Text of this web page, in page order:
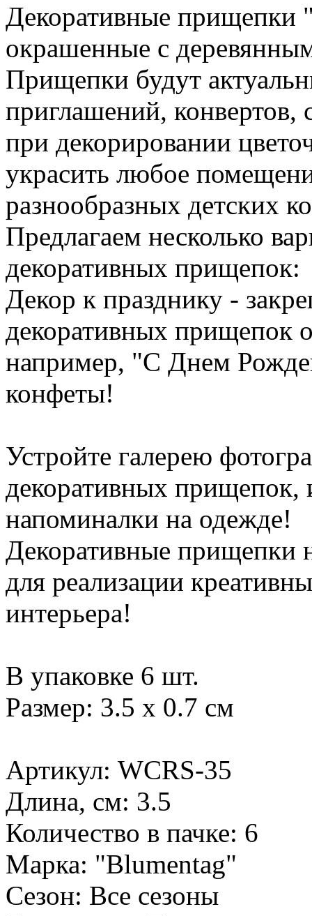
Декоративные прищепки
окрашенные с
Прищепки будут
приглашений, конвертов,
при декорировании
украсить любое
разнообразных детских
Предлагаем несколько
декоративных прищепок:
Декор к празднику -
декоративных прищепок
например, "С Днем
конфеты!
Устройте галерею
декоративных прищепок,
напоминалки на одежде!
Декоративные прищепки
для реализации
интерьера!
В упаковке 6 шт.
Размер: 3.5 х 0.7 см
Артикул: WCRS-35
Длина, см: 3.5
Количество в пачке: 6
Марка: "Blumentag"
Сезон: Все сезоны